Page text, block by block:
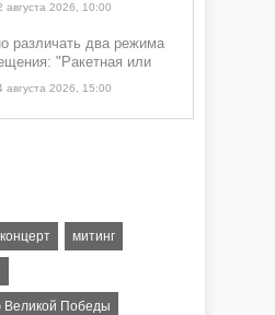
августа 2026, 10:00
различать два режима
"Ракетная или
и "Угроза
ракеты или БПЛА"
августа 2026, 15:00
митинг
Великой Победы